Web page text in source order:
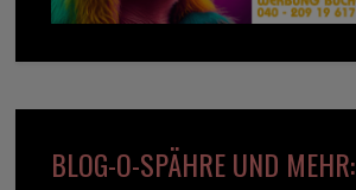
BLOG-O-SPÄHRE UND MEHR: